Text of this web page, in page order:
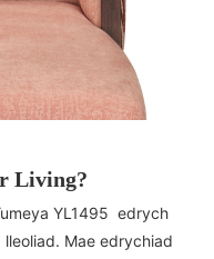
Living?
YL1495 edrych
Mae edrychiad